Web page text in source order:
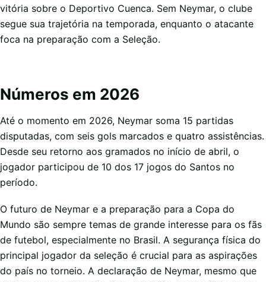
vitória sobre o Deportivo Cuenca. Sem Neymar, o clube
segue sua trajetória na temporada, enquanto o atacante
foca na preparação com a Seleção.
Números em 2026
Até o momento em 2026, Neymar soma 15 partidas
disputadas, com seis gols marcados e quatro assistências.
Desde seu retorno aos gramados no início de abril, o
jogador participou de 10 dos 17 jogos do Santos no
período.
O futuro de Neymar e a preparação para a Copa do
Mundo são sempre temas de grande interesse para os fãs
de futebol, especialmente no Brasil. A segurança física do
principal jogador da seleção é crucial para as aspirações
do país no torneio. A declaração de Neymar, mesmo que